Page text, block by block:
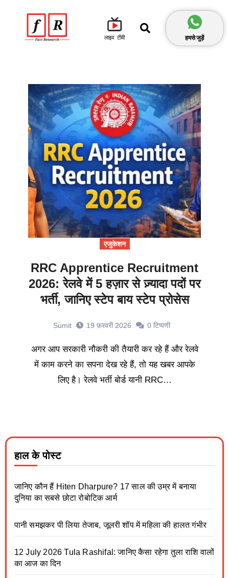
लाइव टीवी हमसे जुड़ें
एजुकेशन
RRC Apprentice Recruitment
2026: रेलवे में 5 हज़ार से ज़्यादा पदों पर
भर्ती, जानिए स्टेप बाय स्टेप प्रोसेस
Sumit 19 फ़रवरी 2026 0 टिप्पणी
अगर आप सरकारी नौकरी की तैयारी कर रहे हैं और रेलवे
में काम करने का सपना देख रहे हैं, तो यह खबर आपके
लिए है। रेलवे भर्ती बोर्ड यानी RRC…
हाल के पोस्ट
जानिए कौन हैं Hiten Dharpure? 17 साल की उम्र में बनाया
दुनिया का सबसे छोटा रोबोटिक आर्म
पानी समझकर पी लिया तेजाब, जूलरी शॉप में महिला की हालत गंभीर
12 July 2026 Tula Rashifal: जानिए कैसा रहेगा तुला राशि वालों
का आज का दिन